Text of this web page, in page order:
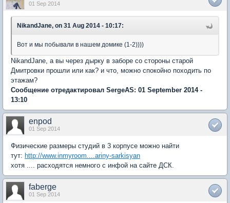
01 Sep 2014
NikandJane, on 31 Aug 2014 - 10:17:
Вот и мы побывали в нашем домике (1-2))))
NikandJane, а вы через дырку в заборе со стороны старой
Дмитровки прошли или как? и что, можно спокойно походить по
этажам?
Сообщение отредактировал SergeAS: 01 September 2014 -
13:10
enpod
01 Sep 2014
Физические размеры студий в 3 корпусе можно найти
тут: http://www.inmyroom....ariny-sarkisyan
хотя .... расходятся немного с инфой на сайте ДСК.
faberge
01 Sep 2014